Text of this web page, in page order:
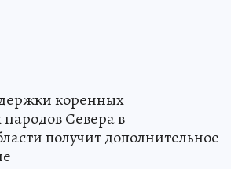
коренных
Севера в
получит дополнительное